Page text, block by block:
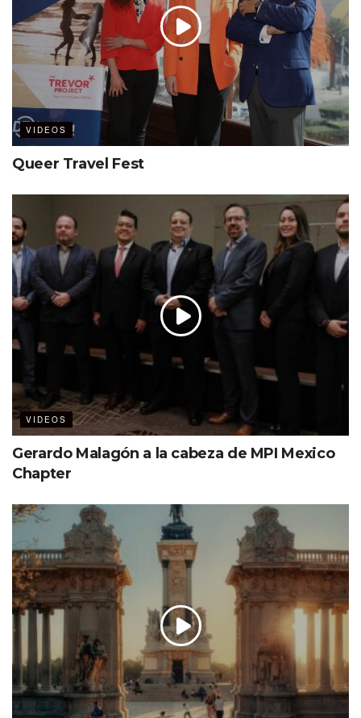
VIDEOS
Queer Travel Fest
VIDEOS
Gerardo Malagón a la cabeza de MPI Mexico
Chapter